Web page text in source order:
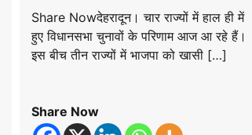
Share Nowदेहरादून। चार राज्यों में हाल ही में
हुए विधानसभा चुनावों के परिणाम आज आ रहे हैं।
इस बीच तीन राज्यों में भाजपा को खासी […]
Share Now